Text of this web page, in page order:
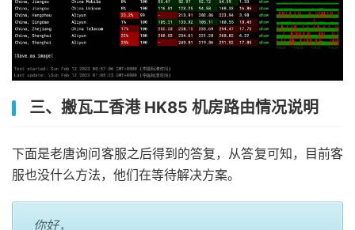
13
14
58.60.188.222 235.72 ms  AS4134 China,
北京联通
traceroute to 202.106 (202.106 . 50.1), 30 hops
1
172.22.85.200 20.85 ms *
  LAN
Address
3
  xe
-0-0-47-1.a00.newthk03.hk ce .gin.ntt. net (
4
  xe
-0 0 - 47 1.a00.newthk03.hk .
5
  ae
- 13.r27.tkokhk01.hk. bb. gin.
6
  ae
-4.r26.osakjp02.jp.bb.gin.ntt.net (129.250.
  ae
三、搬瓦工香港 HK85 机房路由情况说明
下面是老唐询问客服之后得到的答复，从答复可知，目前客
服也没什么方法，他们在等待解决方案。
你好，